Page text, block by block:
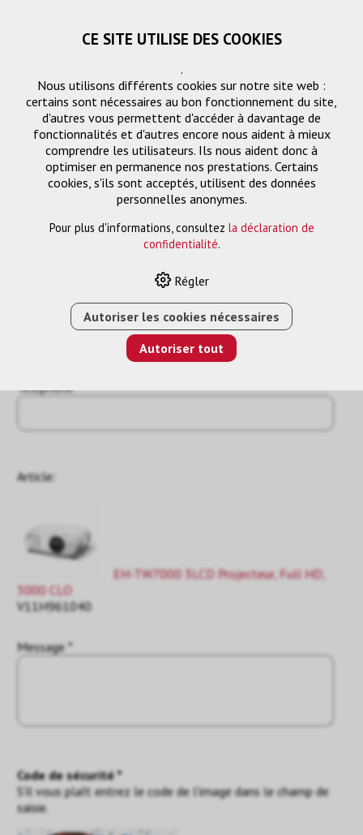
Demande
Nom ou entreprise *
Téléphone
Article:
EH-TW7000 3LCD Projecteur, Full HD,
3000 CLO
V11H961040
Message *
Code de sécurité *
S'il vous plaît entrez le code de l'image dans le champ de
saisie.
CE SITE UTILISE DES COOKIES
.
Nous utilisons différents cookies sur notre site web :
certains sont nécessaires au bon fonctionnement du site,
d'autres vous permettent d'accéder à davantage de
fonctionnalités et d'autres encore nous aident à mieux
comprendre les utilisateurs. Ils nous aident donc à
optimiser en permanence nos prestations. Certains
cookies, s'ils sont acceptés, utilisent des données
personnelles anonymes.
Pour plus d'informations, consultez la déclaration de
confidentialité.
Régler
Autoriser les cookies nécessaires
Autoriser tout